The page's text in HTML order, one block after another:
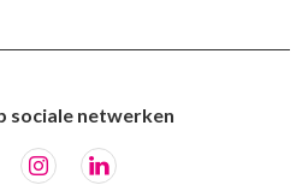
sociale netwerken